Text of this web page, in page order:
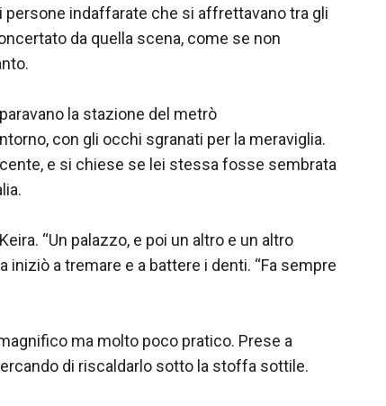
persone indaffarate che si affrettavano tra gli
da quella scena, come se non
la stazione del metrò
con gli occhi sgranati per la meraviglia.
e si chiese se lei stessa fosse sembrata
“Un palazzo, e poi un altro e un altro
iniziò a tremare e a battere i denti. “Fa sempre
ma molto poco pratico. Prese a
di riscaldarlo sotto la stoffa sottile.